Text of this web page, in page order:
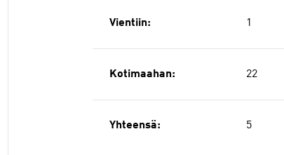
Vientiin: 1
Kotimaahan: 22
Yhteensä: 5